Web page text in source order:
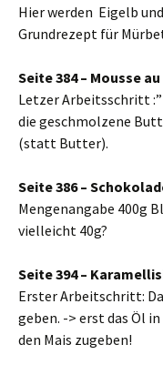
Hier werden Eigelb
Grundrezept für
Seite 384 – Mousse
Letzer Arbeitsschritt
die geschmolzene
(statt Butter).
Seite 386 –
Mengenangabe 400g
vielleicht 40g?
Seite 394 –
Erster Arbeitschritt:
geben. -> erst das Öl
den Mais zugeben!